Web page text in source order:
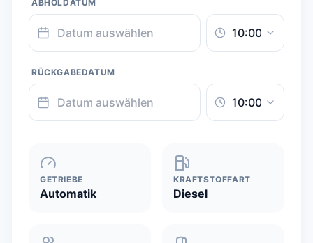
ABHOLDATUM
RÜCKGABEDATUM
GETRIEBE
Automatik
KRAFTSTOFFART
Diesel